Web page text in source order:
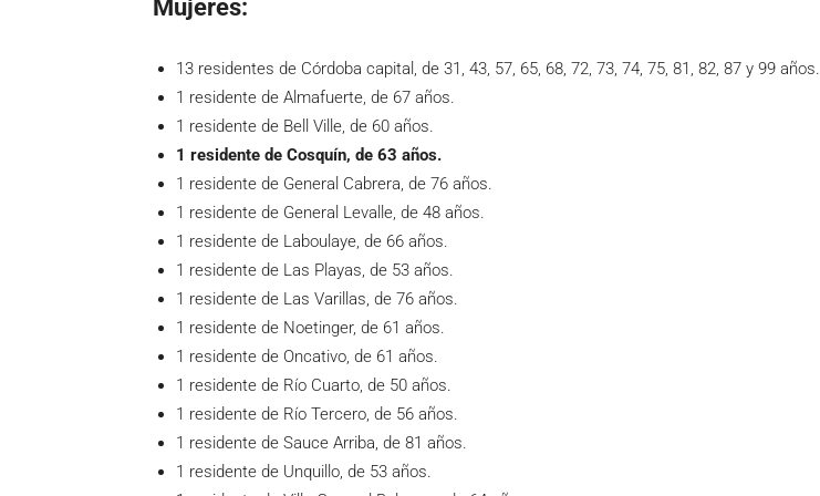
Mujeres:
13 residentes de Córdoba capital, de 31, 43, 57, 65, 68, 72, 73, 74, 75, 81, 82, 87 y 99 años.
1 residente de Almafuerte, de 67 años.
1 residente de Bell Ville, de 60 años.
1 residente de Cosquín, de 63 años.
1 residente de General Cabrera, de 76 años.
1 residente de General Levalle, de 48 años.
1 residente de Laboulaye, de 66 años.
1 residente de Las Playas, de 53 años.
1 residente de Las Varillas, de 76 años.
1 residente de Noetinger, de 61 años.
1 residente de Oncativo, de 61 años.
1 residente de Río Cuarto, de 50 años.
1 residente de Río Tercero, de 56 años.
1 residente de Sauce Arriba, de 81 años.
1 residente de Unquillo, de 53 años.